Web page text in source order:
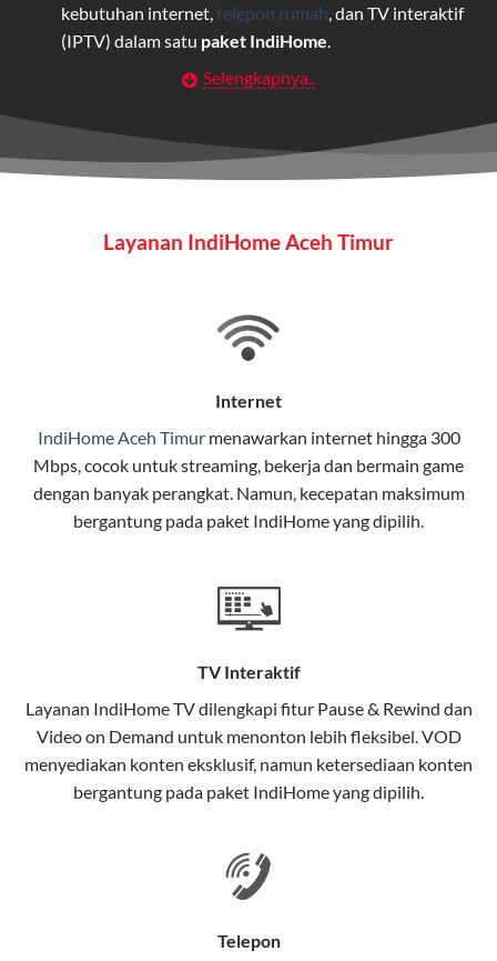
kebutuhan internet, telepon rumah , dan TV interaktif
(IPTV) dalam satu paket IndiHome
Layanan Wifi Indihome ini dirancang untuk
maupun individu yang membutuhkan konektivitas dan
hiburan berkualitas tinggi.
pengguna rumah dan bisnis.
stabil, dan memiliki berbagai pilihan paket IndiHome
Selain internet, layanan IndiHome juga mencakup TV
interaktif (IndiHome TV) dan telepon rumah dalam
satu paket.
Teknologi di Balik WiFi IndiHome
Wifi IndiHome menggunakan teknologi Fiber To The
menggunakan kabel serat optik hingga ke rumah
pelanggan. Teknologi ini memiliki beberapa
keunggulan:
Kecepatan Tinggi
dibandingkan kabel tembaga atau DSL.
Selengkapnya..
Layanan IndiHome Aceh Timur
Internet
IndiHome Aceh Timurmenawarkan internethingga 300
Mbps, cocok untuk streaming, bekerja dan bermain game
dengan banyak perangkat. Namun, kecepatan maksimum
bergantung pada paket IndiHome yang dipilih.
TV Interaktif
Layanan IndiHome TVdilengkapi fitur Pause & Rewind dan
Video on Demand untuk menonton lebih fleksibel. VOD
menyediakan konten eksklusif, namun ketersediaan konten
bergantung pada paket IndiHome yang dipilih.
Telepon